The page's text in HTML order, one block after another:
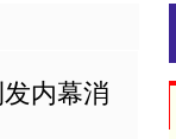
内幕消